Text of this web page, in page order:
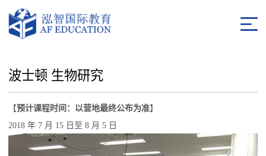
波士顿 生物研究
【预计课程时间：以营地最终公布为准】
2018 年 7 月 15 日至 8 月 5 日